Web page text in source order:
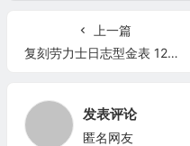
上一篇
复刻劳力士日志型金表 126333 ew厂手表
发表评论
匿名网友